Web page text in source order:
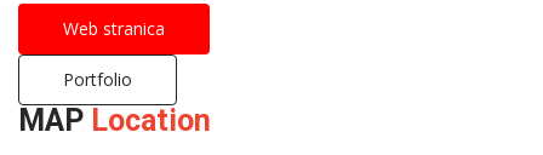
Web stranica
Portfolio
MAP Location